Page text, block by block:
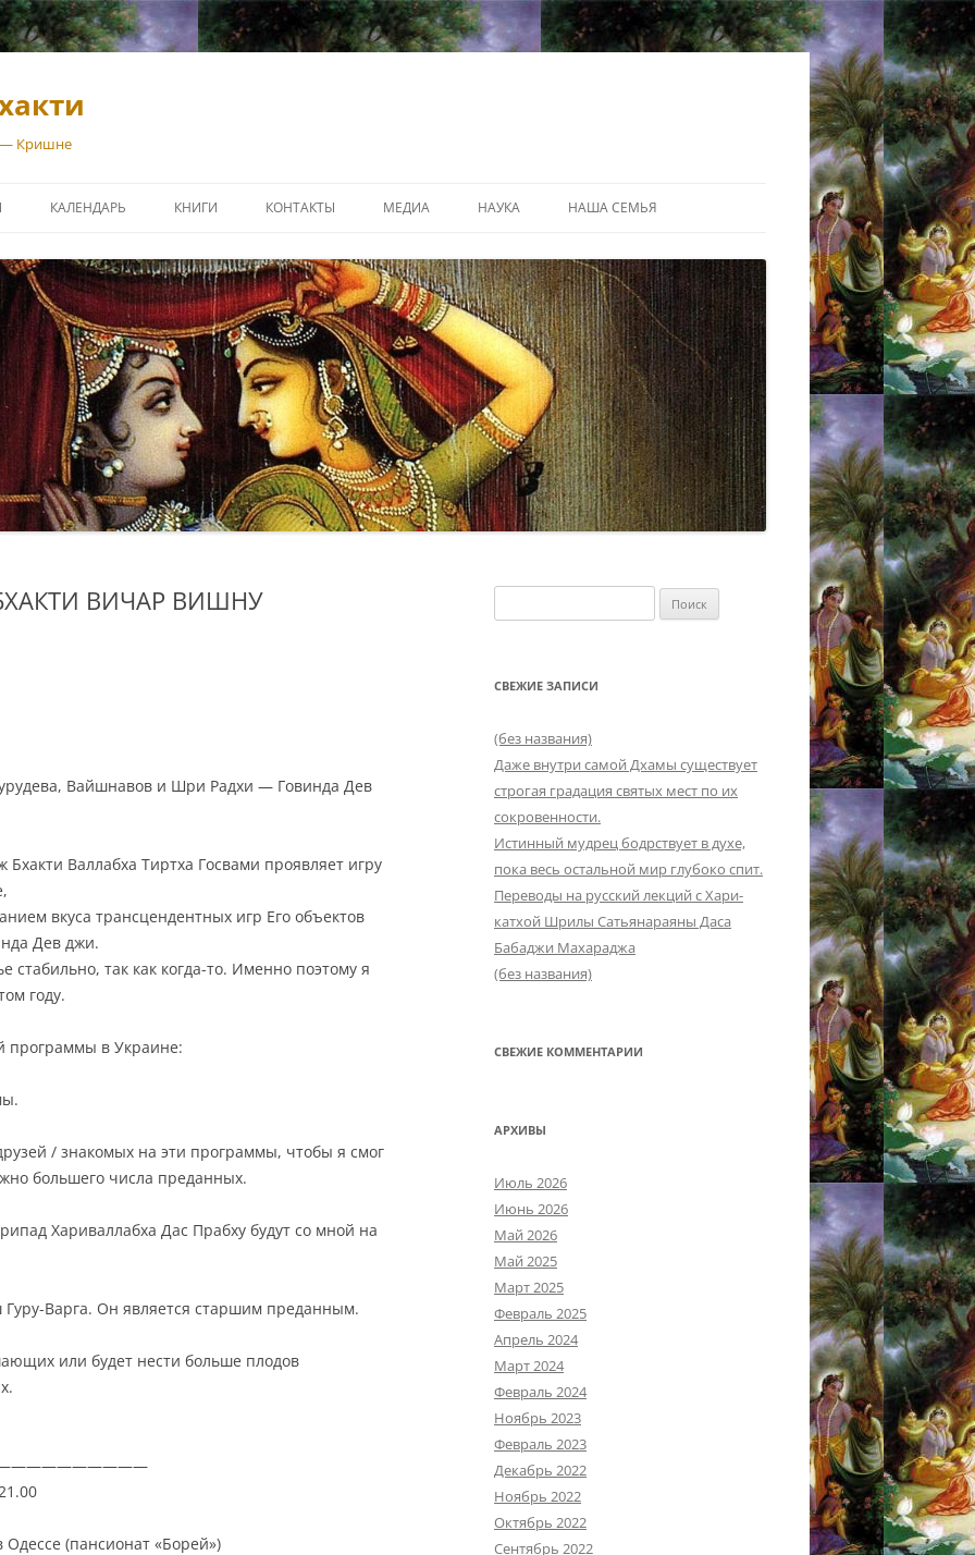
— Кришне
КАЛЕНДАРЬ КНИГИ КОНТАКТЫ МЕДИА НАУКА НАША СЕМЬЯ
ВИЧАР ВИШНУ
Вайшнавов и Шри Радхи — Говинда Дев
Валлабха Тиртха Госвами проявляет игру
вкуса трансцендентных игр Его объектов
Дев джи.
стабильно, так как когда-то. Именно поэтому я
году.
программы в Украине:
/ знакомых на эти программы, чтобы я смог
большего числа преданных.
Хариваллабха Дас Прабху будут со мной на
Варга. Он является старшим преданным.
или будет нести больше плодов
(пансионат «Борей»)
СВЕЖИЕ ЗАПИСИ
(без названия)
Даже внутри самой Дхамы существует
строгая градация святых мест по их
сокровенности.
Истинный мудрец бодрствует в духе,
пока весь остальной мир глубоко спит.
Переводы на русский лекций с Хари-
катхой Шрилы Сатьянараяны Даса
Бабаджи Махараджа
(без названия)
СВЕЖИЕ КОММЕНТАРИИ
АРХИВЫ
Июль 2026
Июнь 2026
Май 2026
Май 2025
Март 2025
Февраль 2025
Апрель 2024
Март 2024
Февраль 2024
Ноябрь 2023
Февраль 2023
Декабрь 2022
Ноябрь 2022
Октябрь 2022
Сентябрь 2022